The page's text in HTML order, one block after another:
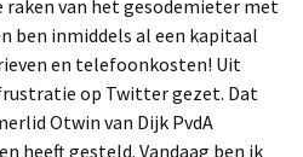
raken van het gesodemieter met
ben inmiddels al een kapitaal
en telefoonkosten! Uit
op Twitter gezet. Dat
Otwin van Dijk PvdA
heeft gesteld. Vandaag ben ik